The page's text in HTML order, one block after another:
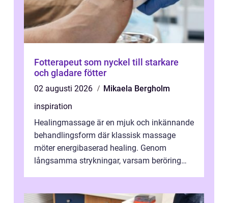
Fotterapeut som nyckel till starkare
och gladare fötter
02 augusti 2026
Mikaela Bergholm
inspiration
Healingmassage är en mjuk och inkännande
behandlingsform där klassisk massage
möter energibaserad healing. Genom
långsamma strykningar, varsam beröring